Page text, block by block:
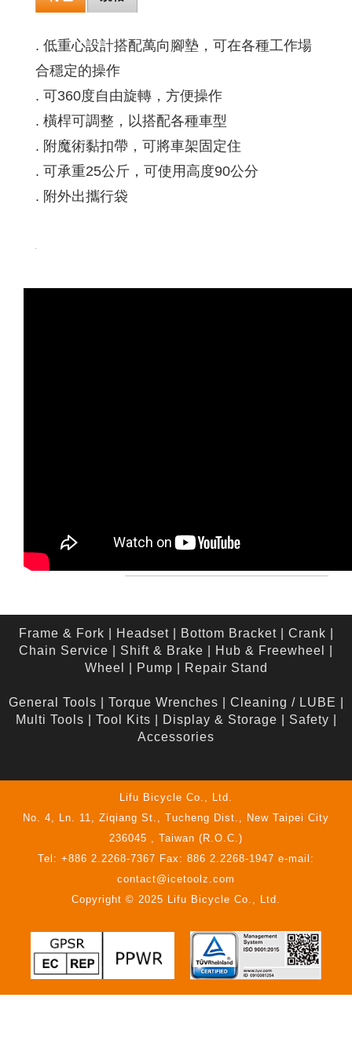
. 低重心設計搭配萬向腳墊，可在各種工作場
合穩定的操作
. 可360度自由旋轉，方便操作
. 橫桿可調整，以搭配各種車型
. 附魔術黏扣帶，可將車架固定住
. 可承重25公斤，可使用高度90公分
. 附外出攜行袋
Frame & Fork Headset| Bottom Bracket| Crank
Chain Service
Shift & Brake Hub & Freewheel
Wheel
Pump Repair Stand
General Tools Torque Wrenches Cleaning / LUBE
Multi Tools
Tool Kits Display & Storage Safety
Accessories
Lifu Bicycle Co., Ltd.
No. 4, Ln. 11, Ziqiang St., Tucheng Dist., New Taipei City
236045 , Taiwan (R.O.C.)
Tel: +886 2.2268-7367 Fax: 886 2.2268-1947 e-mail:
contact@icetoolz.com
Copyright © 2025 Lifu Bicycle Co., Ltd.